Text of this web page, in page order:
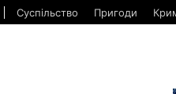
Суспільство Пригоди